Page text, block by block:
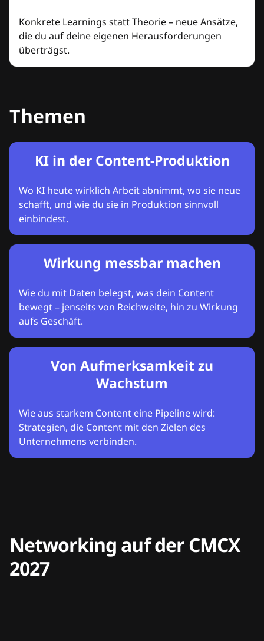
Konkrete Learnings statt Theorie – neue Ansätze,
die du auf deine eigenen Herausforderungen
überträgst.
Themen
KI in der Content-Produktion
Wo KI heute wirklich Arbeit abnimmt, wo sie neue
schafft, und wie du sie in Produktion sinnvoll
einbindest.
Wirkung messbar machen
Wie du mit Daten belegst, was dein Content
bewegt – jenseits von Reichweite, hin zu Wirkung
aufs Geschäft.
Von Aufmerksamkeit zu
Wachstum
Wie aus starkem Content eine Pipeline wird:
Strategien, die Content mit den Zielen des
Unternehmens verbinden.
Networking auf der CMCX
2027